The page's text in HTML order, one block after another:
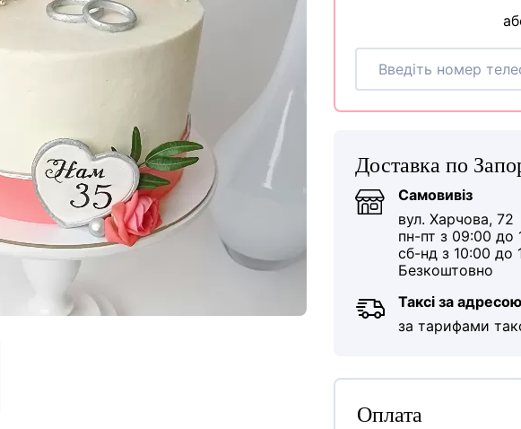
Доставка по
Самовивіз
вул. Харчова, 72
пн-пт з 09:00 до
сб-нд з 10:00 до
Безкоштовно
Таксі за адресою
за тарифами
Оплата